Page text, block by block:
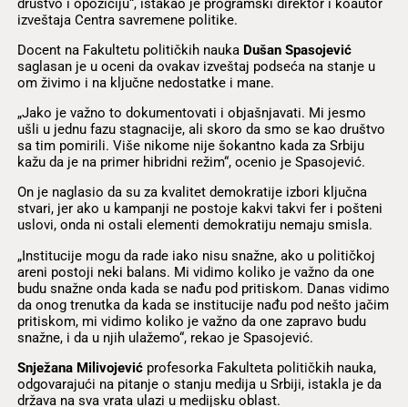
društvo i opoziciju“, istakao je programski direktor i koautor
izveštaja Centra savremene politike.
Docent na Fakultetu političkih nauka Dušan Spasojević
saglasan je u oceni da ovakav izveštaj podseća na stanje u
om živimo i na ključne nedostatke i mane.
„Jako je važno to dokumentovati i objašnjavati. Mi jesmo
ušli u jednu fazu stagnacije, ali skoro da smo se kao društvo
sa tim pomirili. Više nikome nije šokantno kada za Srbiju
kažu da je na primer hibridni režim“, ocenio je Spasojević.
On je naglasio da su za kvalitet demokratije izbori ključna
stvari, jer ako u kampanji ne postoje kakvi takvi fer i pošteni
uslovi, onda ni ostali elementi demokratiju nemaju smisla.
„Institucije mogu da rade iako nisu snažne, ako u političkoj
areni postoji neki balans. Mi vidimo koliko je važno da one
budu snažne onda kada se nađu pod pritiskom. Danas vidimo
da onog trenutka da kada se institucije nađu pod nešto jačim
pritiskom, mi vidimo koliko je važno da one zapravo budu
snažne, i da u njih ulažemo“, rekao je Spasojević.
Snježana Milivojević profesorka Fakulteta političkih nauka,
odgovarajući na pitanje o stanju medija u Srbiji, istakla je da
država na sva vrata ulazi u medijsku oblast.